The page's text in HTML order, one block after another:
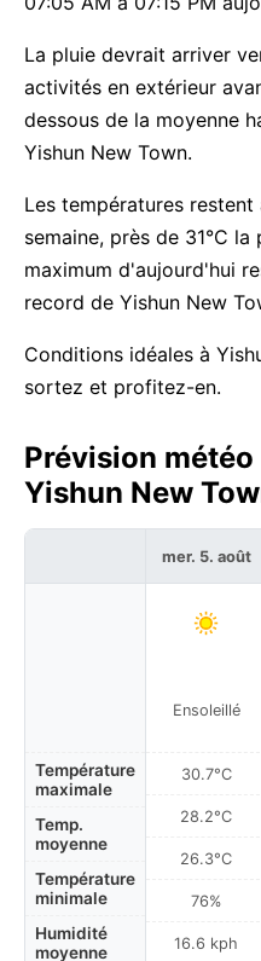
La pluie devrait arriver
activités en extérieur
dessous de la moyenne
Yishun New Town.
Les températures
semaine, près de 31°C
maximum d'aujourd'hui
record de Yishun New
Conditions idéales à
sortez et profitez-en.
Prévision
Yishun New
Température
maximale
Temp.
moyenne
Température
minimale
Humidité
moyenne
mer. 5. août
Ensoleillé
30.7°C
28.2°C
26.3°C
76%
16.6 kph